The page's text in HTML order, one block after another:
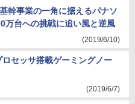
幹事業の一角に据えるパナソ
万台への挑戦に追い風と逆風
(2019/6/10)
セッサ搭載ゲーミングノー
(2019/6/7)